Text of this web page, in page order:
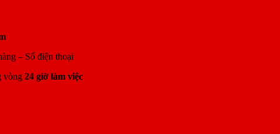
– Số điện thoại
vòng 24 giờ làm việc